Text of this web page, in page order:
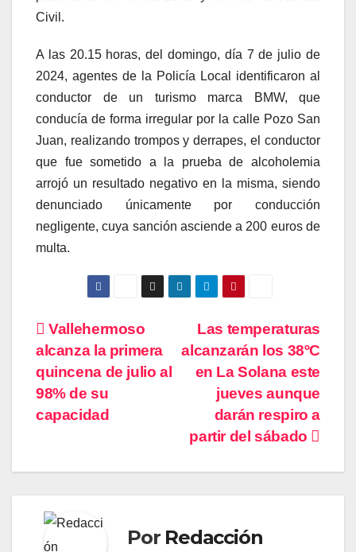
Civil.
A las 20.15 horas, del domingo, día 7 de julio de
2024, agentes de la Policía Local identificaron al
conductor de un turismo marca BMW, que
conducía de forma irregular por la calle Pozo San
Juan, realizando trompos y derrapes, el conductor
que fue sometido a la prueba de alcoholemia
arrojó un resultado negativo en la misma, siendo
denunciado únicamente por conducción
negligente, cuya sanción asciende a 200 euros de
multa.
Navegación
de
entradas
Las temperaturas
alcanzarán los 38ºC
en La Solana este
jueves aunque
darán respiro a
partir del sábado
Vallehermoso
alcanza la primera
quincena de julio al
98% de su
capacidad
Por Redacción